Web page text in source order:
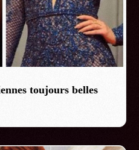
toujours belles